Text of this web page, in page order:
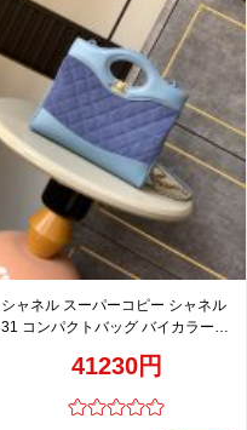
シャネル スーパーコピー シャネル
31 コンパクトバッグ バイカラー
41230円